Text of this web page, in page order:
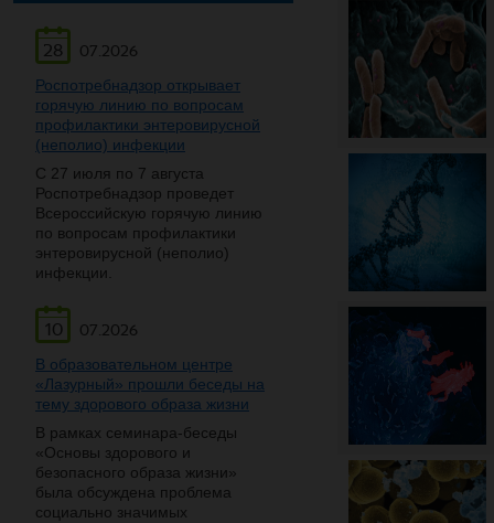
28
07.2026
Роспотребнадзор открывает
горячую линию по вопросам
профилактики энтеровирусной
(неполио) инфекции
С 27 июля по 7 августа
Роспотребнадзор проведет
Всероссийскую горячую линию
по вопросам профилактики
энтеровирусной (неполио)
инфекции.
10
07.2026
В образовательном центре
«Лазурный» прошли беседы на
тему здорового образа жизни
В рамках семинара-беседы
«Основы здорового и
безопасного образа жизни»
была обсуждена проблема
социально значимых